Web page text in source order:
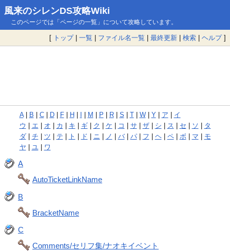
風来のシレンDS攻略Wiki
このページでは「ページの一覧」について攻略しています。
[ トップ| 一覧 | ファイル名一覧 | 最終更新 | 検索 | ヘルプ]
A| B C| D| F| H M P R| S T| W| Y| ア
イ
ウ
エ オ カ キ ギ| ク ケ コ サ| ザ| シ ス セ ソ
タ
ダ| チ ツ テ ト ド ニ ノ バ| パ| フ ヘ| ペ| ボ| マ
モ
ヤ
ユ| ワ
A
AutoTicketLinkName
B
BracketName
C
Comments/セリフ集/ナオキイベント